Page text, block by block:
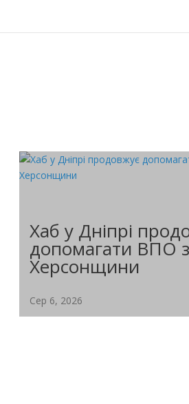
Хаб у Дніпрі
допомагати ВПО з
Херсонщини
Сер 6, 2026